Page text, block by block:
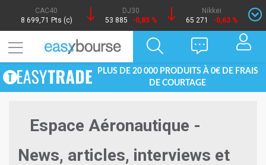
CAC40
8 699,71 Pts (c)
DJ30
53 885
-0,85 %
Nikkei
65 271
-0,63 %
PLUS DE 20 000 PRODUITS À 0€ DE FRAIS
DE COURTAGE
Espace Aéronautique -
News, articles, interviews et